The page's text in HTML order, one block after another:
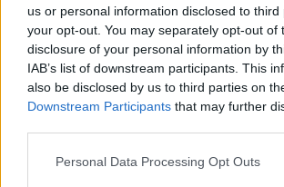
us or personal information disclosed to
your opt-out. You may separately opt-out of
disclosure of your personal information by
IAB’s list of downstream participants. This
also be disclosed by us to third parties on
Downstream Participants that may further
Please note that this website/app uses one
Personal Data Processing Opt Outs